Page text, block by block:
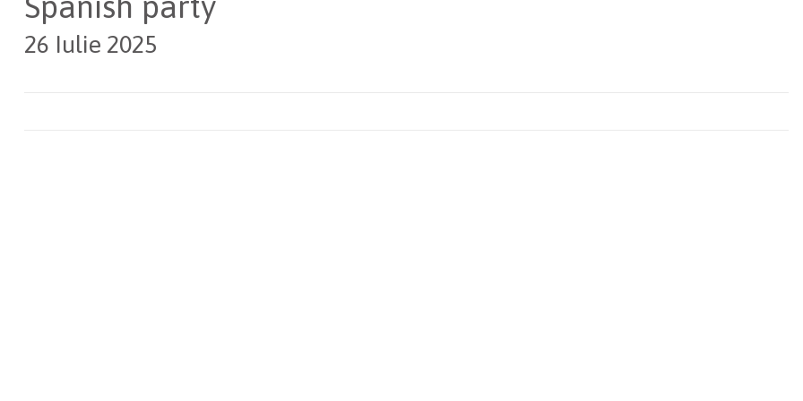
26 Iulie 2025